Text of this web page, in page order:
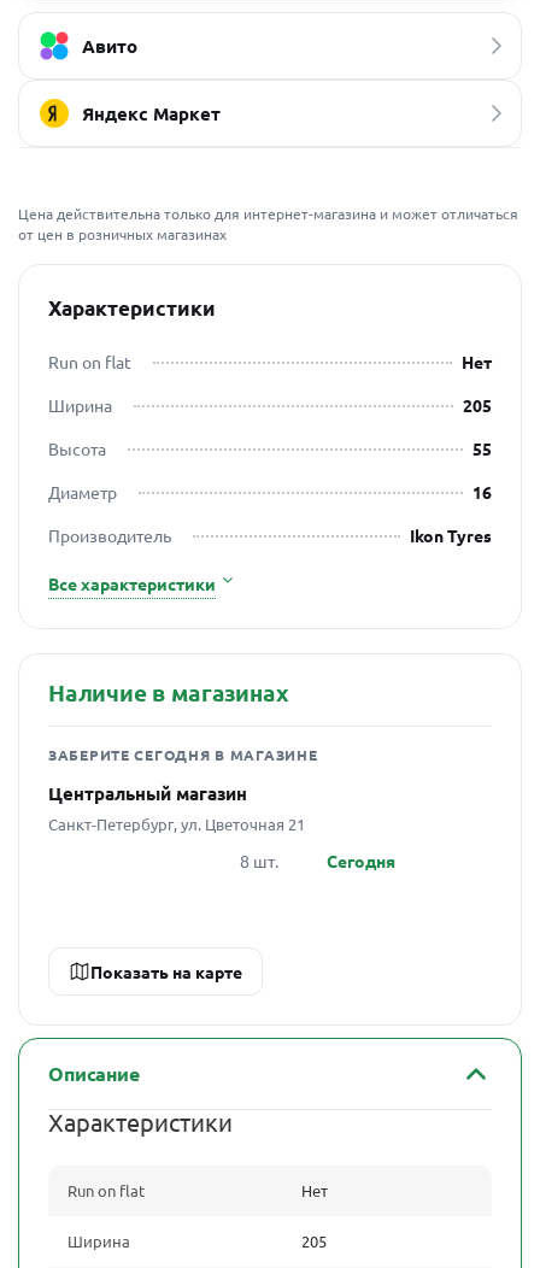
Авито
Яндекс Маркет
Цена действительна только для интернет-магазина и может отличаться
от цен в розничных магазинах
Характеристики
Run on flat
Нет
Ширина
205
Высота
55
Диаметр
16
Производитель
Ikon Tyres
Все характеристики
Наличие в магазинах
ЗАБЕРИТЕ СЕГОДНЯ В МАГАЗИНЕ
Центральный магазин
Санкт-Петербург, ул. Цветочная 21
8 шт. Сегодня
Показать на карте
Описание
Характеристики
Run on flat Нет
Ширина 205